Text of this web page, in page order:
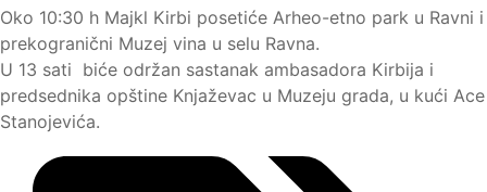
Oko 10:30 h Majkl Kirbi posetiće Arheo-etno park u Ravni i
prekogranični Muzej vina u selu Ravna.
U 13 sati biće održan sastanak ambasadora Kirbija i
predsednika opštine Knjaževac u Muzeju grada, u kući Ace
Stanojevića.